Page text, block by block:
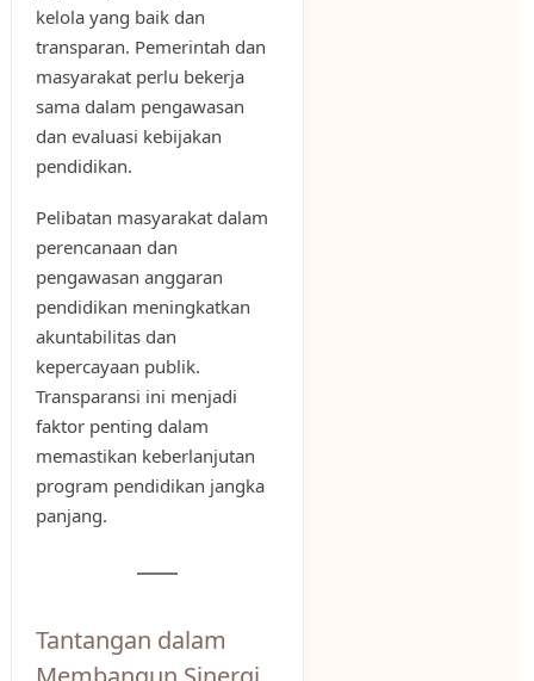
kelola yang baik dan
transparan. Pemerintah dan
masyarakat perlu bekerja
sama dalam pengawasan
dan evaluasi kebijakan
pendidikan.
Pelibatan masyarakat dalam
perencanaan dan
pengawasan anggaran
pendidikan meningkatkan
akuntabilitas dan
kepercayaan publik.
Transparansi ini menjadi
faktor penting dalam
memastikan keberlanjutan
program pendidikan jangka
panjang.
Tantangan dalam